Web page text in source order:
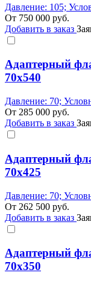
Давление: 105;
От 750 000 руб.
Добавить в заказ
Адаптерный
70x540
Давление: 70;
От 285 000 руб.
Добавить в заказ
Адаптерный
70x425
Давление: 70;
От 262 500 руб.
Добавить в заказ
Адаптерный
70x350